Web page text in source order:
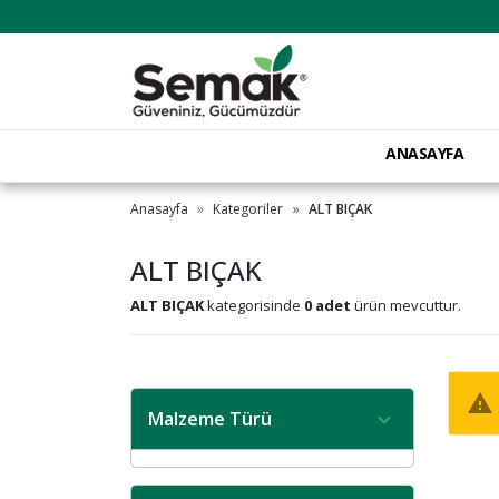
ANASAYFA
Anasayfa Kategoriler ALT BIÇAK
ALT BIÇAK
ALT BIÇAKkategorisinde 0 adet ürün mevcuttur.
Malzeme Türü
warning